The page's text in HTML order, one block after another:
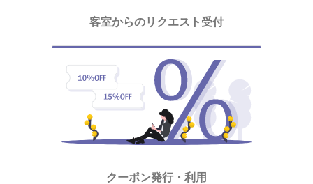
客室からのリクエスト受付
クーポン発行・利用